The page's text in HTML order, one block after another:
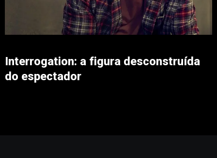
Interrogation: a figura desconstruída
do espectador